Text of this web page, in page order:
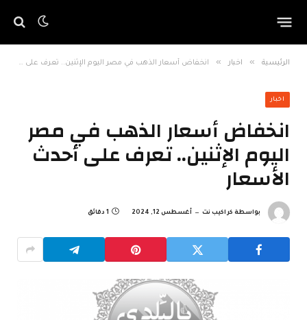
الرئيسية » اخبار » انخفاض أسعار الذهب في مصر اليوم الإثنين.. تعرف على أحدث الأسعار
اخبار
انخفاض أسعار الذهب في مصر
اليوم الإثنين.. تعرف على أحدث
الأسعار
بواسطة كراكيب نت أغسطس 12, 2024 1 دقائق